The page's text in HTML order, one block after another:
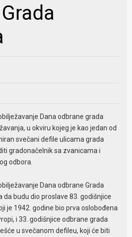
Dana odbrane grada
u okviru kojeg je kao jedan od
svečani defile ulicama grada
gradonačelnik sa zvanicama i
odbora.
Dana odbrane Grada
da budu dio proslave 83. godišnjice
je 1942. godine bio prva oslobođena
i 33. godišnjice odbrane grada
u svečanom defileu, koji će biti